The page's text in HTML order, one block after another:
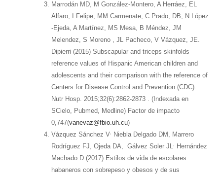
Marrodán MD, M González-Montero, A Herráez, EL
Alfaro, I Felipe, MM Carmenate, C Prado, DB, N López
-Ejeda, A Martínez, MS Mesa, B Méndez, JM
Melendez, S Moreno , JL Pacheco, V Vázquez, JE.
Dipierri (2015) Subscapular and triceps skinfolds
reference values of Hispanic American children and
adolescents and their comparison with the reference of
Centers for Disease Control and Prevention (CDC).
Nutr Hosp. 2015;32(6):2862-2873 . (Indexada en
SCielo, Pubmed, Medline) Factor de impacto
0,747(vanevaz@fbio.uh.cu)
Vázquez Sánchez V Niebla Delgado DM, Marrero
Rodríguez FJ, Ojeda DA, Gálvez Soler JL Hernández
Machado D (2017) Estilos de vida de escolares
habaneros con sobrepeso y obesos y de sus